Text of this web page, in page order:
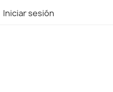
Iniciar sesión